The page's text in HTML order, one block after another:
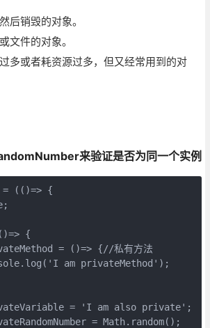
后销毁的对象。
文件的对象。
多或者耗资源过多，但又经常用到的对
来验证是否为同一个实例
= (()=> {
{
= ()=> {//私有方法
am privateMethod');
= 'I am also private';
= Math.random();